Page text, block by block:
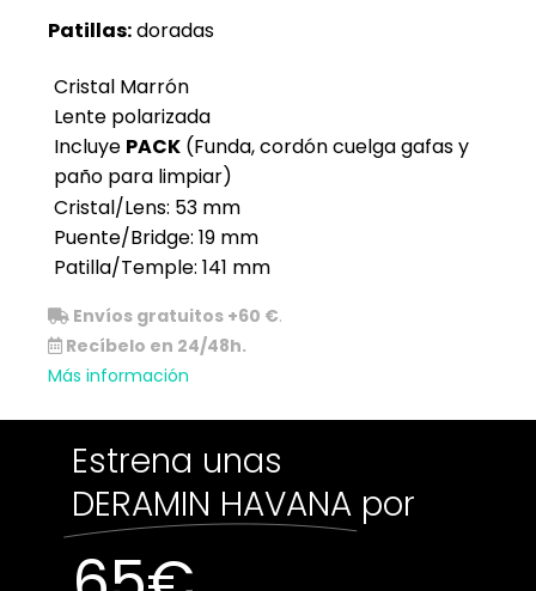
Patillas:doradas
Cristal Marrón
Lente polarizada
Incluye PACK(Funda, cordón cuelga gafas y
paño para limpiar)
Cristal/Lens: 53 mm
Puente/Bridge: 19 mm
Patilla/Temple: 141 mm
Envíos gratuitos +60 €.
Recíbelo en 24/48h.
Más información
Estrena unas
DERAMIN HAVANA por